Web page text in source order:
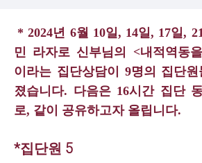
* 2024년 6월 10일, 14일, 17일,
민 라자로 신부님의 <내적역동
이라는 집단상담이 9명의 집단
졌습니다. 다음은 16시간 집단
로, 같이 공유하고자 올립니다.
*집단원 5